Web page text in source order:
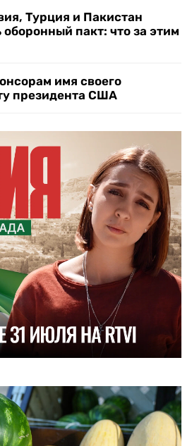
Турция и Пакистан
пакт: что за этим
имя своего
президента США